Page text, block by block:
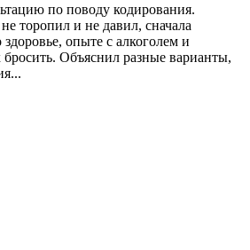
по поводу кодирования.
торопил и не давил, сначала
опыте с алкоголем и
Объяснил разные варианты,